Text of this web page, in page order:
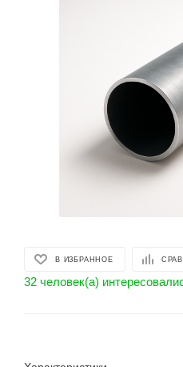
В ИЗБРАННОЕ
32 человек(а)